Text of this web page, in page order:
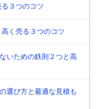
３つのコツ
く売る３つのコツ
いための鉄則２つと高
選び方と最適な見積も